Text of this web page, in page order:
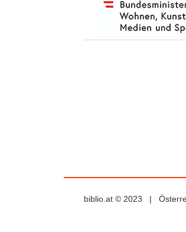
biblio.at © 2023 |